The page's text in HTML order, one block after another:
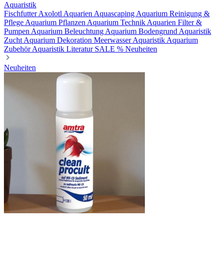
Aquaristik
FischfutterAxolotl Aquarien Aquascaping Aquarium Reinigung &
Pflege Aquarium Pflanzen Aquarium Technik Aquarien Filter &
Pumpen Aquarium Beleuchtung Aquarium Bodengrund Aquaristik
Zucht Aquarium Dekoration Meerwasser Aquaristik Aquarium
ZubehörAquaristik Literatur SALE % Neuheiten
Neuheiten